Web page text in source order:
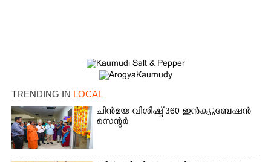
TRENDING IN LOCAL
ചിൻമയ വിശിഷ്ട് 360 ഇൻക്യുബേഷൻ
സെന്റർ